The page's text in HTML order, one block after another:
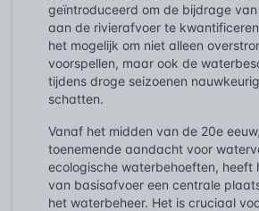
geïntroduceerd om de bijdrage
aan de rivierafvoer te
het mogelijk om niet alleen
voorspellen, maar ook de
tijdens droge seizoenen
schatten.
Vanaf het midden van de 20e
toenemende aandacht voor
ecologische waterbehoeften, heeft
van basisafvoer een centrale
het waterbeheer. Het is cruciaal